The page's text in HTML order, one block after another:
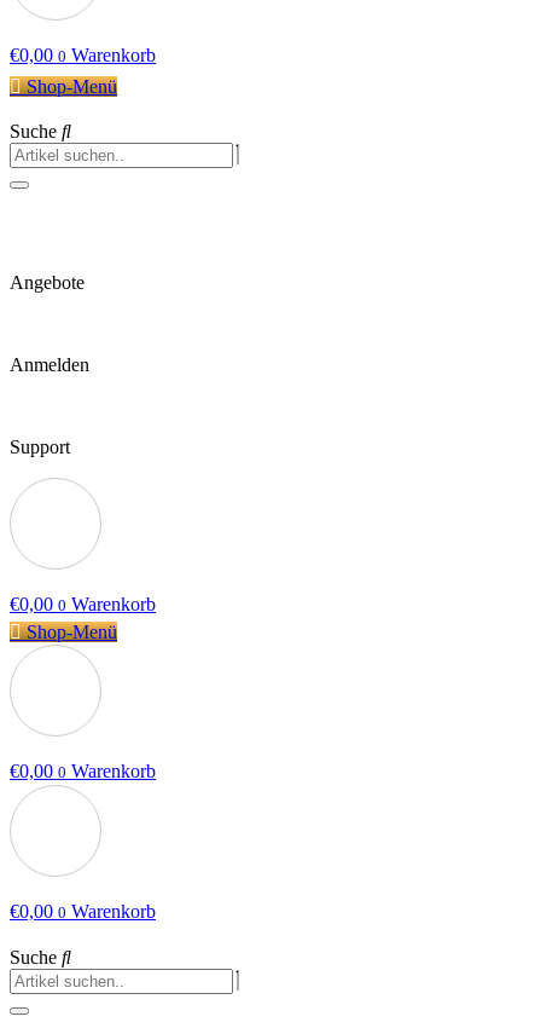
€0,00 0 Warenkorb
Shop-Menü
Suche
Angebote
Anmelden
Support
€0,00 0 Warenkorb
Shop-Menü
€0,00 0 Warenkorb
€0,00 0 Warenkorb
Suche